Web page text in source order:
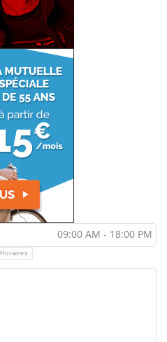
09:00 AM - 18:00 PM
Horaires